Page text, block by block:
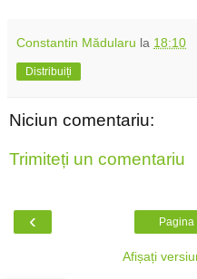
Constantin Mădularu la 18:10
Distribuiți
Niciun comentariu:
Trimiteți un comentariu
‹ Pagina
Afișați